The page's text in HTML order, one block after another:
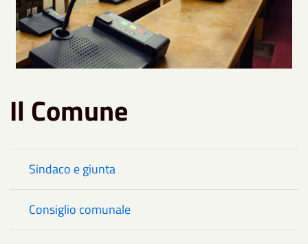
Il Comune
Sindaco e giunta
Consiglio comunale